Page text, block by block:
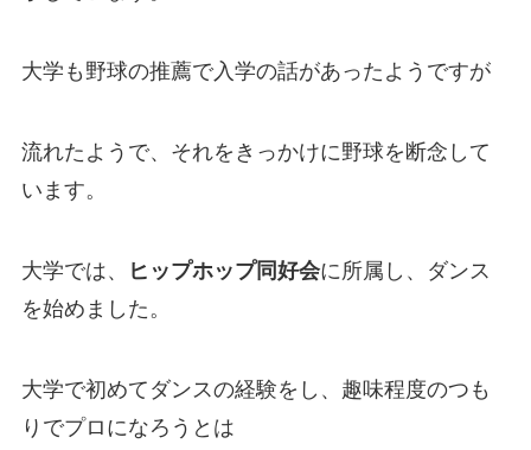
大学も野球の推薦で入学の話があったようですが
流れたようで、それをきっかけに野球を断念して
います。
大学では、 ヒップホップ同好会に所属し、ダンス
を始めました。
大学で初めてダンスの経験をし、趣味程度のつも
りでプロになろうとは